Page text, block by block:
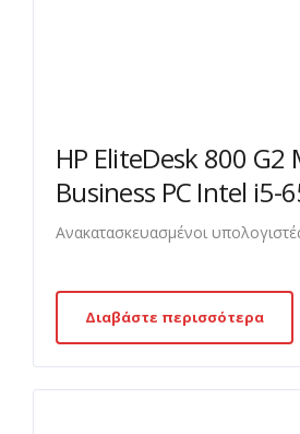
HP EliteDesk 800 G2
Business PC Intel i5-
Ανακατασκευασμένοι
Διαβάστε περισσότερα